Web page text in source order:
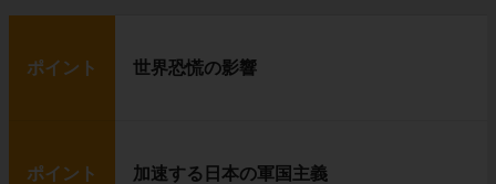
ポイント 世界恐慌の影響
ポイント 加速する日本の軍国主義